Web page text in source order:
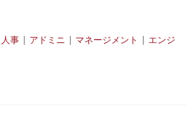
人事 | アドミニ | マネージメント | エンジ